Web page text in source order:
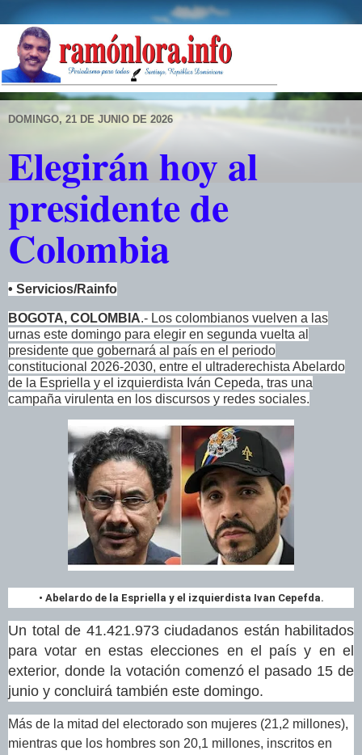
DOMINGO, 21 DE JUNIO DE 2026
Elegirán hoy al
presidente de
Colombia
• Servicios/Rainfo
BOGOTA, COLOMBIA.- Los colombianos vuelven a las
urnas este domingo para elegir en segunda vuelta al
presidente que gobernará al país en el periodo
constitucional 2026-2030, entre el ultraderechista Abelardo
de la Espriella y el izquierdista Iván Cepeda, tras una
campaña virulenta en los discursos y redes sociales.
• Abelardo de la Espriella y el izquierdista Ivan Cepefda.
Un total de 41.421.973 ciudadanos están habilitados
para votar en estas elecciones en el país y en el
exterior, donde la votación comenzó el pasado 15 de
junio y concluirá también este domingo.
Más de la mitad del electorado son mujeres (21,2 millones),
mientras que los hombres son 20,1 millones, inscritos en